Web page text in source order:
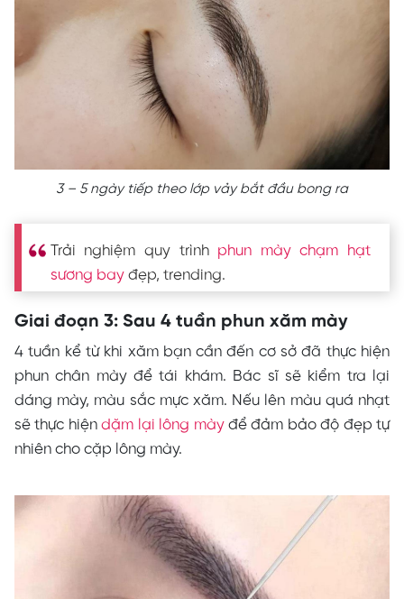
3 – 5 ngày tiếp theo lớp vảy bắt đầu bong ra
Trải nghiệm quy trình phun mày chạm hạt
sương bayđẹp, trending.
Giai đoạn 3: Sau 4 tuần phun xăm mày
4 tuần kể từ khi xăm bạn cần đến cơ sở đã thực hiện
phun chân mày để tái khám. Bác sĩ sẽ kiểm tra lại
dáng mày, màu sắc mực xăm. Nếu lên màu quá nhạt
sẽ thực hiệndặm lại lông màyđể đảm bảo độ đẹp tự
nhiên cho cặp lông mày.